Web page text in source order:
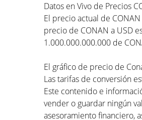
Datos en Vivo de Precios
El precio actual de
precio de CONAN a USD
1.000.000.000.000 de
El gráfico de precio de
Las tarifas de conversión
Este contenido e
vender o guardar ningún
asesoramiento financiero,